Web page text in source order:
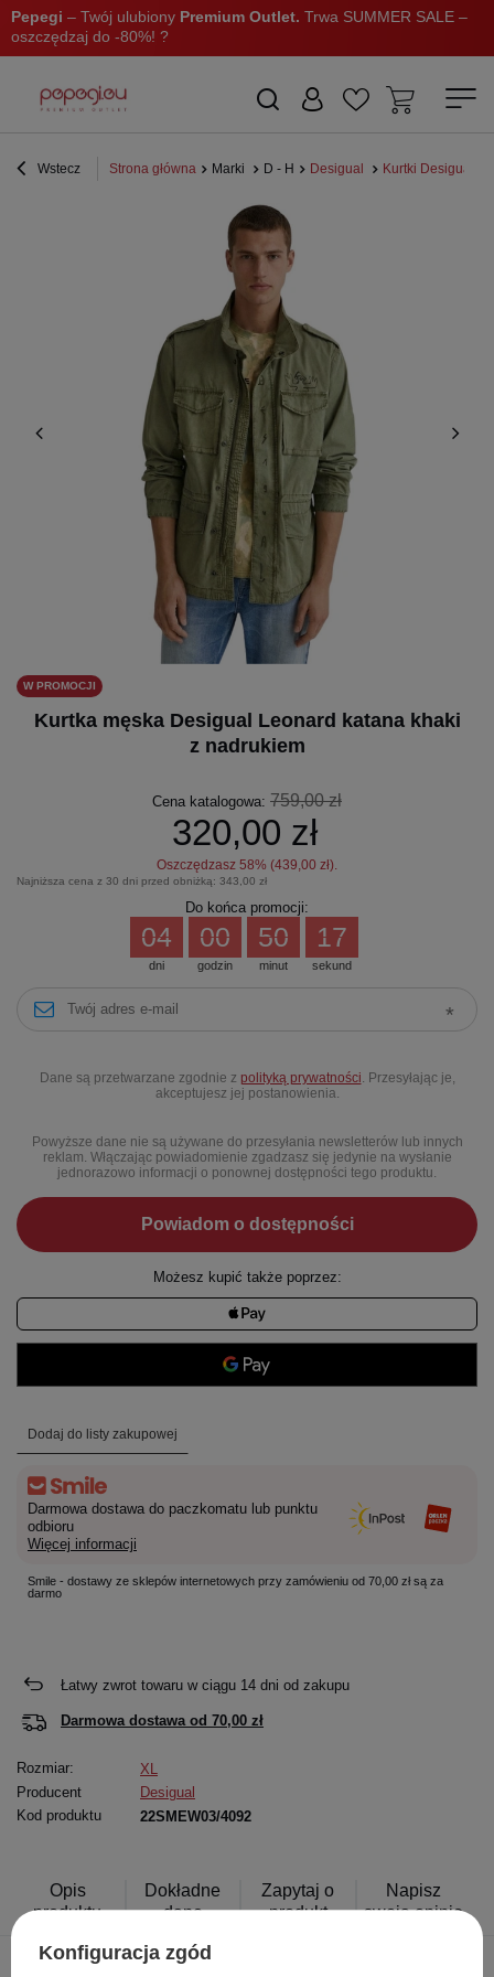
Pepegi – Twój ulubiony Premium Outlet. Trwa SUMMER SALE –
oszczędzaj do -80%! ?
Wstecz Strona główna Marki D - H Desigual Kurtki Desigual
W PROMOCJI
Kurtka męska Desigual Leonard katana khaki
z nadrukiem
Cena katalogowa: 759,00 zł
320,00 zł
Oszczędzasz 58% (439,00 zł).
Najniższa cena z 30 dni przed obniżką: 343,00 zł
Do końca promocji:
dni
04
godzin
00
minut
50
sekund
16
Dane są przetwarzane zgodnie z polityką prywatności . Przesyłając je,
akceptujesz jej postanowienia.
Powyższe dane nie są używane do przesyłania newsletterów lub innych
reklam. Włączając powiadomienie zgadzasz się jedynie na wysłanie
jednorazowo informacji o ponownej dostępności tego produktu.
Powiadom o dostępności
Możesz kupić także poprzez:
Dodaj do listy zakupowej
Darmowa dostawa do paczkomatu lub punktu
odbioru
Więcej informacji
Smile - dostawy ze sklepów internetowych przy zamówieniu od 70,00 zł są za
darmo
Łatwy zwrot towaru w ciągu 14 dni od zakupu
Darmowa dostawa od 70,00 zł
Rozmiar:
XL
Producent
Desigual
Kod produktu
22SMEW03/4092
Opis
produktu
Dokładne
dane
Zapytaj o
produkt
Napisz
swoją opinię
Konfiguracja zgód